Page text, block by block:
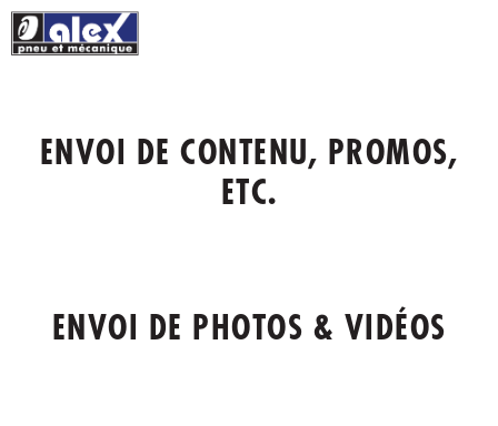
Aller
au
ENVOI DE CONTENU, PROMOS,
ETC.
ENVOI DE PHOTOS & VIDÉOS